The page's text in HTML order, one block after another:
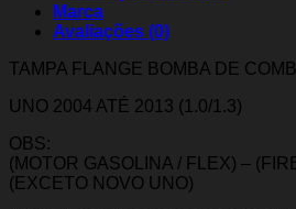
Marca
Avaliações (0)
TAMPA FLANGE BOMBA DE
UNO 2004 ATÉ 2013 (1.0/1.3)
OBS:
(MOTOR GASOLINA / FLEX) –
(EXCETO NOVO UNO)